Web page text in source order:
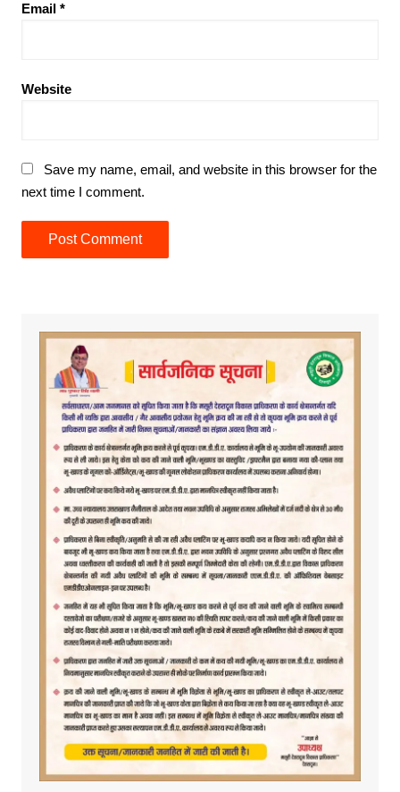
Email *
Website
Save my name, email, and website in this browser for the
next time I comment.